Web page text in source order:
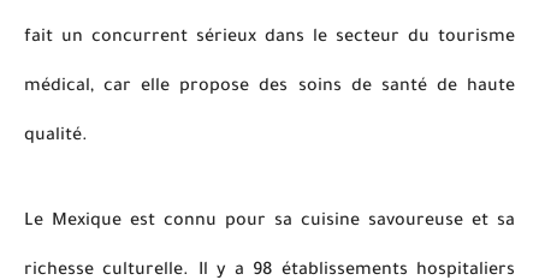
fait un concurrent sérieux dans le secteur du tourisme
médical, car elle propose des soins de santé de haute
qualité.
Le Mexique est connu pour sa cuisine savoureuse et sa
richesse culturelle. Il y a 98 établissements hospitaliers